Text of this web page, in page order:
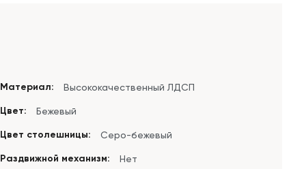
Материал: Высококачественный ЛДСП
Цвет: Бежевый
Цвет столешницы: Серо-бежевый
Раздвижной механизм: Нет